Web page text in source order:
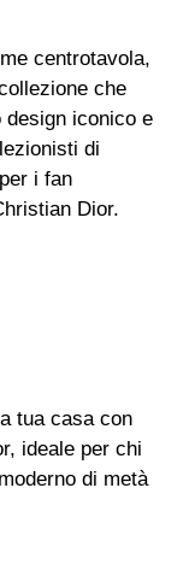
centrotavola,
che
design iconico e
di
i fan
Dior.
tua casa con
ideale per chi
di metà